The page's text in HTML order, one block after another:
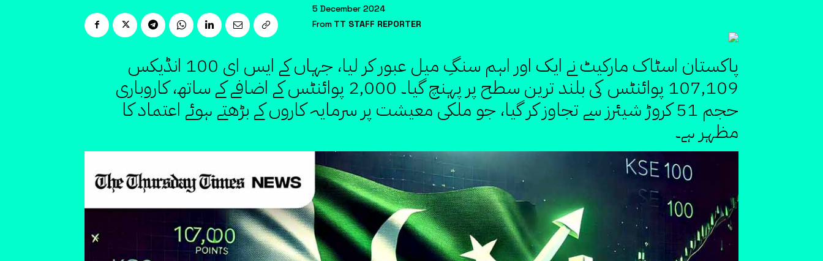
5 December 2024
From TT STAFF REPORTER
پاکستان اسٹاک مارکیٹ نے ایک اور اہم سنگِ میل عبور کر لیا، جہاں کے ایس ای 100 انڈیکس
107,109 پوائنٹس کی بلند ترین سطح پر پہنچ گیا۔ 2,000 پوائنٹس کے اضافے کے ساتھ، کاروباری
حجم 51 کروڑ شیئرز سے تجاوز کر گیا، جو ملکی معیشت پر سرمایہ کاروں کے بڑھتے ہوئے اعتماد کا
مظہر ہے۔